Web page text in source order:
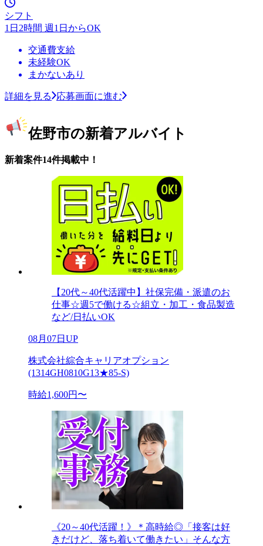
シフト
1日2時間 週1日からOK
交通費支給
未経験OK
まかないあり
詳細を見る 応募画面に進む
佐野市の新着アルバイト
新着案件14件掲載中！
【20代～40代活躍中】社保完備・派遣のお
仕事☆週5で働ける☆組立・加工・食品製造
など/日払いOK
08月07日UP
株式会社綜合キャリアオプション
(1314GH0810G13★85-S)
時給1,600円〜
《20～40代活躍！》＊高時給◎「接客は好
きだけど、落ち着いて働きたい」そんな方